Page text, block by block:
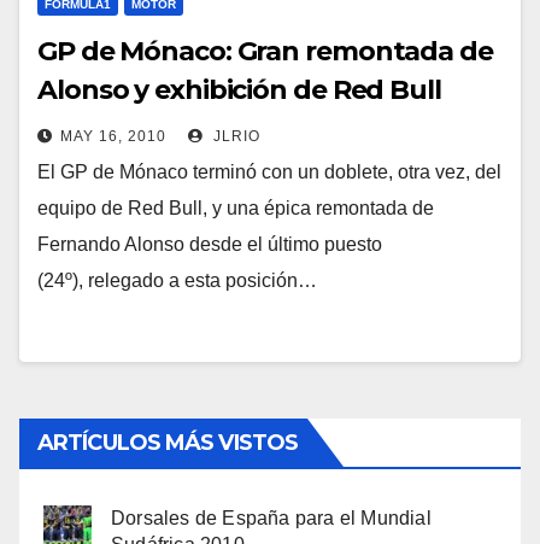
FORMULA1 MOTOR
GP de Mónaco: Gran remontada de
Alonso y exhibición de Red Bull
MAY 16, 2010 JLRIO
El GP de Mónaco terminó con un doblete, otra vez, del
equipo de Red Bull, y una épica remontada de
Fernando Alonso desde el último puesto
(24º), relegado a esta posición…
ARTÍCULOS MÁS VISTOS
Dorsales de España para el Mundial